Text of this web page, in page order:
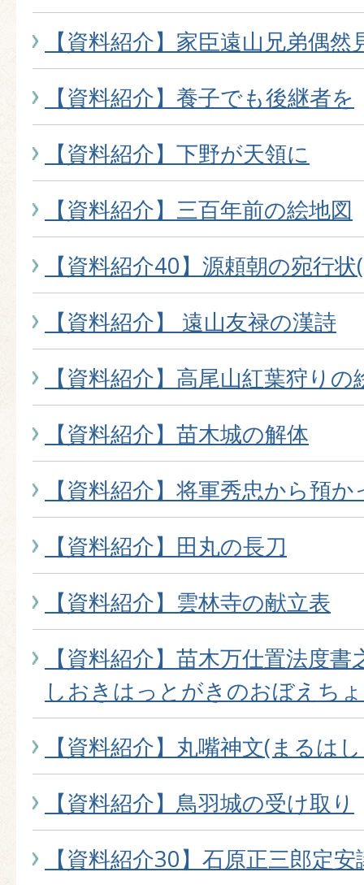
【資料紹介】家臣遠山兄弟偶
【資料紹介】養子でも後継者を
【資料紹介】下野が天領に
【資料紹介】三百年前の絵地図
【資料紹介40】源頼朝の宛行
【資料紹介】 遠山友禄の漢詩
【資料紹介】高尾山紅葉狩り
【資料紹介】苗木城の解体
【資料紹介】将軍秀忠から預
【資料紹介】田丸の長刀
【資料紹介】雲林寺の献立表
【資料紹介】苗木万仕置法度
しおきはっとがきのおぼえち
【資料紹介】丸嘴神文(まるは
【資料紹介】鳥羽城の受け取り
【資料紹介30】石原正三郎定